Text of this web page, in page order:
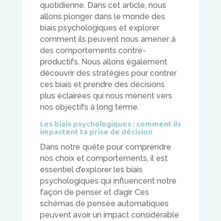
quotidienne. Dans cet article, nous
allons plonger dans le monde des
biais psychologiques et explorer
comment ils peuvent nous amener à
des comportements contre-
productifs. Nous allons également
découvrir des stratégies pour contrer
ces biais et prendre des décisions
plus éclairées qui nous mènent vers
nos objectifs à long terme.
Les biais psychologiques : comment ils
impactent ta prise de décision
Dans notre quête pour comprendre
nos choix et comportements, il est
essentiel d’explorer les biais
psychologiques qui influencent notre
façon de penser et d’agir. Ces
schémas de pensée automatiques
peuvent avoir un impact considérable